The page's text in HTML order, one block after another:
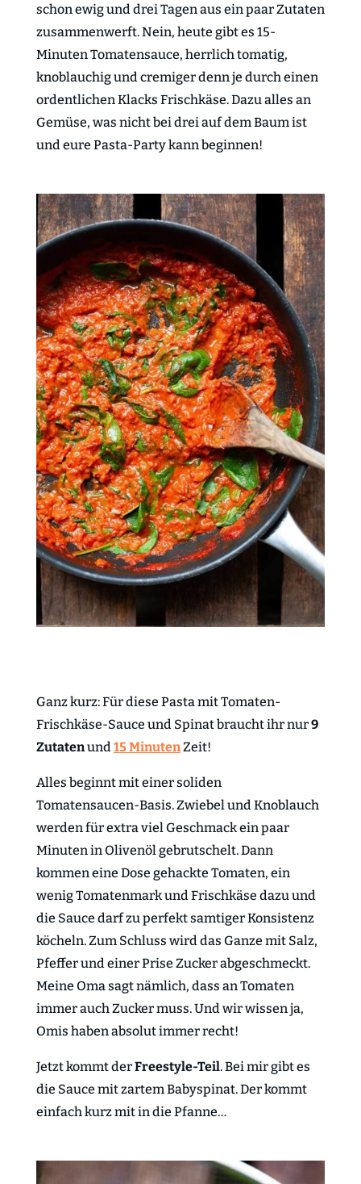
schon ewig und drei Tagen aus ein paar Zutaten
zusammenwerft. Nein, heute gibt es 15-
Minuten Tomatensauce, herrlich tomatig,
knoblauchig und cremiger denn je durch einen
ordentlichen Klacks Frischkäse. Dazu alles an
Gemüse, was nicht bei drei auf dem Baum ist
und eure Pasta-Party kann beginnen!
Ganz kurz: Für diese Pasta mit Tomaten-
Frischkäse-Sauce und Spinat braucht ihr nur9
Zutatenund15 MinutenZeit!
Alles beginnt mit einer soliden
Tomatensaucen-Basis. Zwiebel und Knoblauch
werden für extra viel Geschmack ein paar
Minuten in Olivenöl gebrutschelt. Dann
kommen eine Dose gehackte Tomaten, ein
wenig Tomatenmark und Frischkäse dazu und
die Sauce darf zu perfekt samtiger Konsistenz
köcheln. Zum Schluss wird das Ganze mit Salz,
Pfeffer und einer Prise Zucker abgeschmeckt.
Meine Oma sagt nämlich, dass an Tomaten
immer auch Zucker muss. Und wir wissen ja,
Omis haben absolut immer recht!
Jetzt kommt derFreestyle-Teil. Bei mir gibt es
die Sauce mit zartem Babyspinat. Der kommt
einfach kurz mit in die Pfanne…